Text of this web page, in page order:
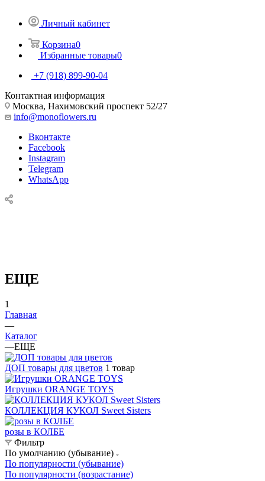
Личный кабинет
Корзина0
Избранные товары0
+7 (918) 899-90-04
Контактная информация
Москва, Нахимовский проспект 52/27
info@monoflowers.ru
Вконтакте
Facebook
Instagram
Telegram
WhatsApp
ЕЩЕ
1
Главная
—
Каталог
—ЕЩЕ
ДОП товары для цветов 1 товар
Игрушки ORANGE TOYS
КОЛЛЕКЦИЯ КУКОЛ Sweet Sisters
розы в КОЛБЕ
Фильтр
По умолчанию (убывание)
По популярности (убывание)
По популярности (возрастание)